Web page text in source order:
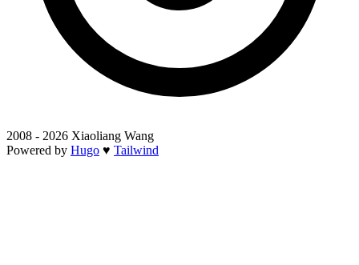
2008 - 2026 Xiaoliang Wang
Powered by Hugo ♥ Tailwind